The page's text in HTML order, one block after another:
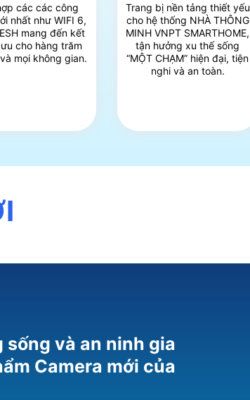
các các công
nhất như WIFI 6,
mang đến kết
cho hàng trăm
mọi không gian.
Trang bị nền tảng thiết yếu
cho hệ thống NHÀ THÔNG
MINH VNPT SMARTHOME,
tận hưởng xu thế sống
“MỘT CHẠM” hiện đại, tiện
nghi và an toàn.
và an ninh gia
Camera mới của